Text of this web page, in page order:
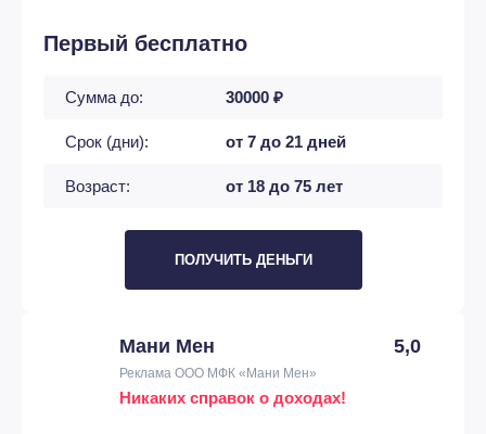
Первый бесплатно
Сумма до: 30000 ₽
Срок (дни): от 7 до 21 дней
Возраст: от 18 до 75 лет
ПОЛУЧИТЬ ДЕНЬГИ
Мани Мен 5,0
Реклама ООО МФК «Мани Мен»
Никаких справок о доходах!